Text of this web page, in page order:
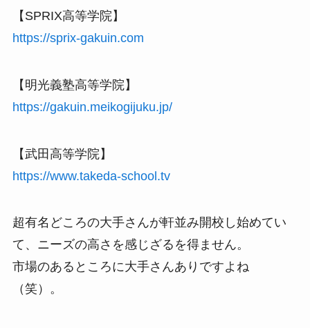
【SPRIX高等学院】
https://sprix-gakuin.com
【明光義塾高等学院】
https://gakuin.meikogijuku.jp/
【武田高等学院】
https://www.takeda-school.tv
超有名どころの大手さんが軒並み開校し始めてい
て、ニーズの高さを感じざるを得ません。
市場のあるところに大手さんありですよね
（笑）。